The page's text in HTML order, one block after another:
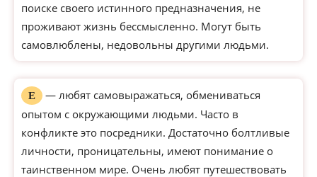
поиске своего истинного предназначения, не
проживают жизнь бессмысленно. Могут быть
самовлюблены, недовольны другими людьми.
Е
— любят самовыражаться, обмениваться
опытом с окружающими людьми. Часто в
конфликте это посредники. Достаточно болтливые
личности, проницательны, имеют понимание о
таинственном мире. Очень любят путешествовать